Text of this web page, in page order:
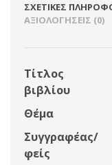
ΣΧΕΤΙΚΈΣ
ΑΞΙΟΛΟΓΉΣΕΙΣ (0)
Τίτλος
βιβλίου
Θέμα
Συγγραφέας/
φείς